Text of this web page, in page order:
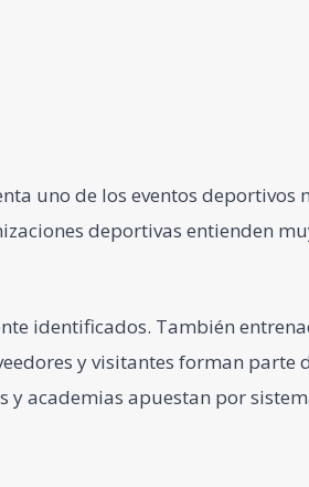
uno de los eventos
deportivas entienden
identificados. También
y visitantes forman parte
y academias apuestan por